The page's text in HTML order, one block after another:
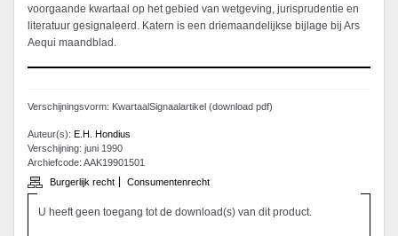
voorgaande kwartaal op het gebied van wetgeving, jurisprudentie en
literatuur gesignaleerd. Katern is een driemaandelijkse bijlage bij Ars
Aequi maandblad.
Verschijningsvorm: KwartaalSignaalartikel (download pdf)
Auteur(s): E.H. Hondius
Verschijning: juni 1990
Archiefcode: AAK19901501
Burgerlijk recht
Consumentenrecht
U heeft geen toegang tot de download(s) van dit product.